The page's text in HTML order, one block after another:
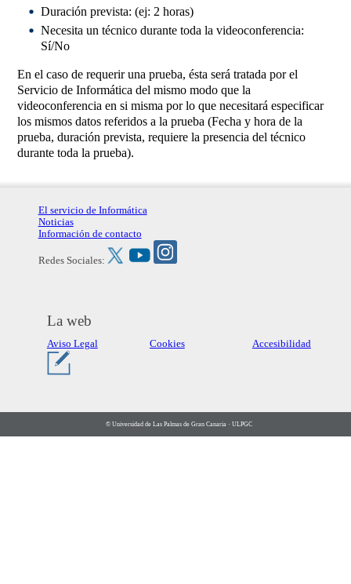
Duración prevista: (ej: 2 horas)
Necesita un técnico durante toda la videoconferencia:
Sí/No
En el caso de requerir una prueba, ésta será tratada por el
Servicio de Informática del mismo modo que la
videoconferencia en si misma por lo que necesitará especificar
los mismos datos referidos a la prueba (Fecha y hora de la
prueba, duración prevista, requiere la presencia del técnico
durante toda la prueba).
El servicio de Informática
Noticias
Información de contacto
Redes Sociales:
La web
Aviso Legal Cookies Accesibilidad
© Universidad de Las Palmas de Gran Canaria · ULPGC